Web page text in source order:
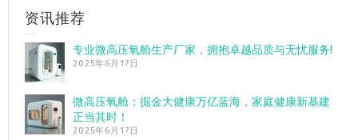
资讯推荐
专业微高压氧舱生产厂家，拥抱卓越品质与无忧服务!
2025年6月17日
微高压氧舱：掘金大健康万亿蓝海，家庭健康新基建
正当其时！
2025年6月17日